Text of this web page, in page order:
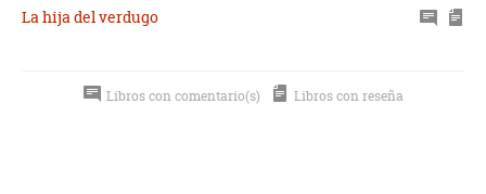
La hija del verdugo
Libros con comentario(s) Libros con reseña